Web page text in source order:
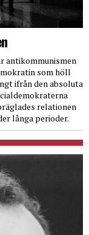
antikommunismen
som höll
ifrån den absoluta
relationen
långa perioder.